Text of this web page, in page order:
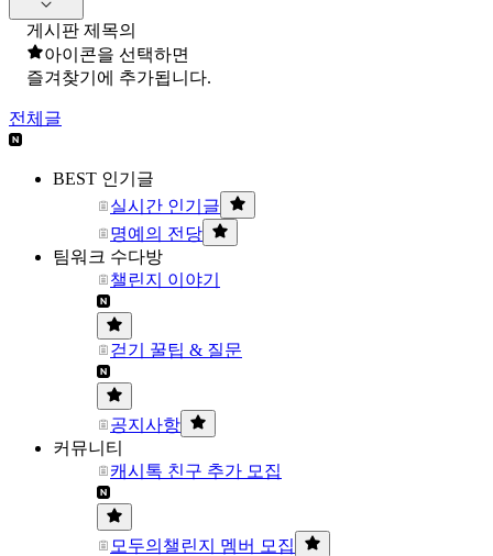
게시판 제목의
아이콘을 선택하면
즐겨찾기에 추가됩니다.
전체글
BEST 인기글
실시간 인기글
명예의 전당
팀워크 수다방
챌린지 이야기
걷기 꿀팁 & 질문
공지사항
커뮤니티
캐시톡 친구 추가 모집
모두의챌린지 멤버 모집